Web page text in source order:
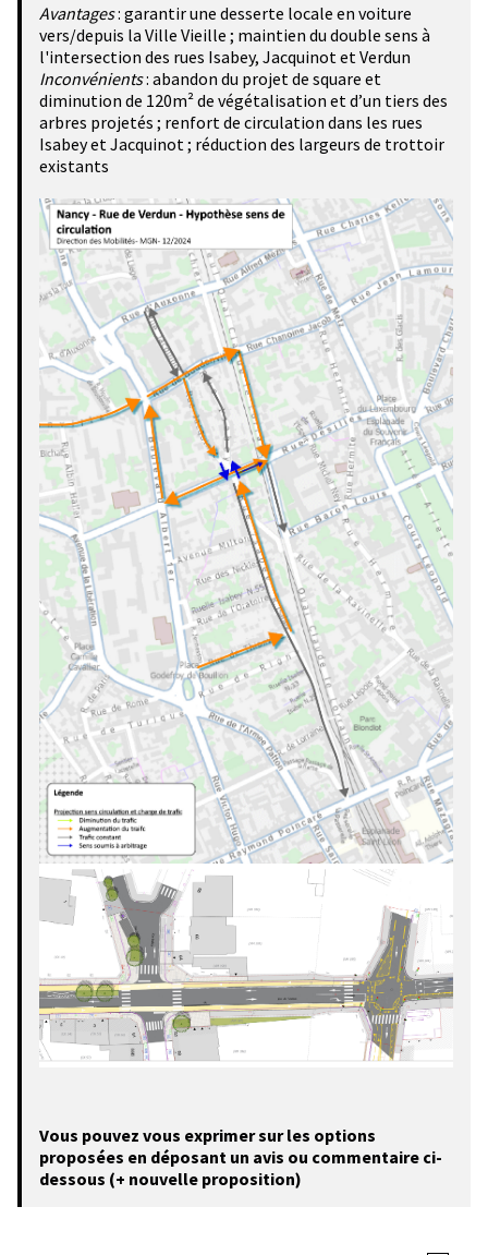
Avantages: garantir une desserte locale en voiture
vers/depuis la Ville Vieille ; maintien du double sens à
l'intersection des rues Isabey, Jacquinot et Verdun
Inconvénients: abandon du projet de square et
diminution de 120m² de végétalisation et d’un tiers des
arbres projetés ; renfort de circulation dans les rues
Isabey et Jacquinot ; réduction des largeurs de trottoir
existants
Vous pouvez vous exprimer sur les options
proposées en déposant un avis ou commentaire ci-
dessous (+ nouvelle proposition)